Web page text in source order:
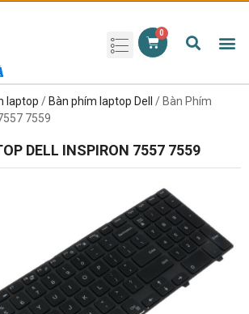
laptop / Bàn phím laptop Dell
/ Bàn Phím
7559
DELL INSPIRON 7557 7559